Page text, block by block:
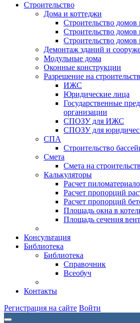
Строительство
Дома и коттеджи
Строительство домов
Строительство домов
Строительство домов
Демонтаж зданий и
Модульные дома
Оконные конструкции
Разрешение на
ИЖС
Юридические лица
Государственные
организации
СПОЗУ для ИЖС
СПОЗУ для
СПА
Строительство
Смета
Смета на
Калькуляторы
Расчет
Расчет пропорций
Расчет пропорций
Площадь окна в
Площадь сечения
Консультация
Библиотека
Библиотека
Справочник
Всеобуч
Контакты
Регистрация на сайте Войти